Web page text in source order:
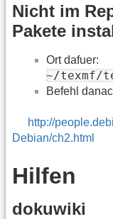
Nicht im
Pakete
Ort dafuer:
~/texmf/
Befehl
http://
Debian/ch2.html
Hilfen
dokuwiki